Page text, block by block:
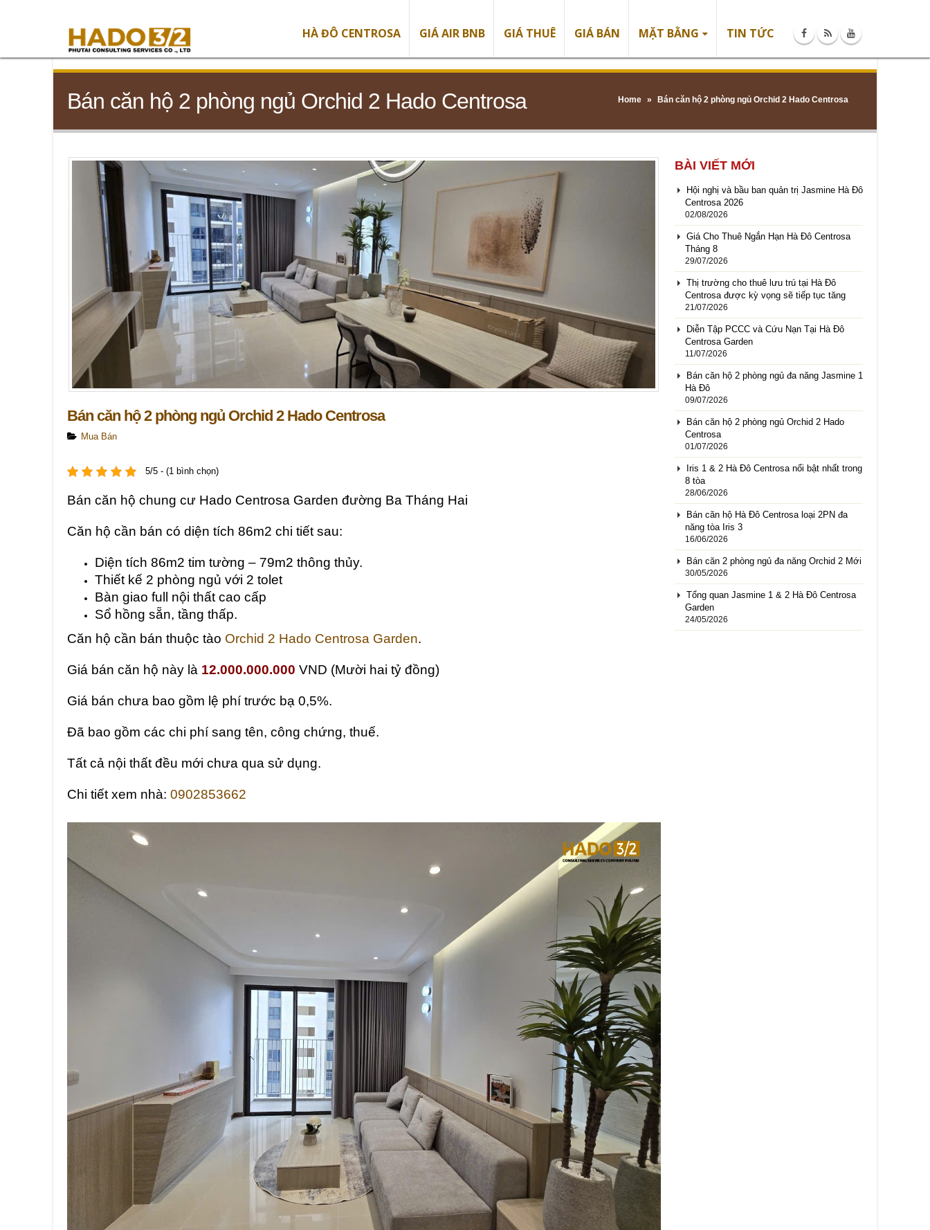
HÀ ĐÔ CENTROSA GIÁ AIR BNB GIÁ THUÊ GIÁ BÁN MẶT BẰNG TIN TỨC
Bán căn hộ 2 phòng ngủ Orchid 2 Hado Centrosa Home » Bán căn hộ 2 phòng ngủ Orchid 2 Hado Centrosa
Bán căn hộ 2 phòng ngủ Orchid 2 Hado Centrosa
Mua Bán
5/5 - (1 bình chọn)
Bán căn hộ chung cư Hado Centrosa Garden đường Ba Tháng Hai
Căn hộ cần bán có diện tích 86m2 chi tiết sau:
Diện tích 86m2 tim tường – 79m2 thông thủy.
Thiết kế 2 phòng ngủ với 2 tolet
Bàn giao full nội thất cao cấp
Sổ hồng sẵn, tầng thấp.
Căn hộ cần bán thuộc tào Orchid 2 Hado Centrosa Garden.
Giá bán căn hộ này là 12.000.000.000 VND (Mười hai tỷ đồng)
Giá bán chưa bao gồm lệ phí trước bạ 0,5%.
Đã bao gồm các chi phí sang tên, công chứng, thuế.
Tất cả nội thất đều mới chưa qua sử dụng.
Chi tiết xem nhà: 0902853662
BÀI VIẾT MỚI
Hội nghị và bầu ban quản trị Jasmine Hà Đô
Centrosa 2026
02/08/2026
Giá Cho Thuê Ngắn Hạn Hà Đô Centrosa
Tháng 8
29/07/2026
Thị trường cho thuê lưu trú tại Hà Đô
Centrosa được kỳ vọng sẽ tiếp tục tăng
21/07/2026
Diễn Tập PCCC và Cứu Nạn Tại Hà Đô
Centrosa Garden
11/07/2026
Bán căn hộ 2 phòng ngủ đa năng Jasmine 1
Hà Đô
09/07/2026
Bán căn hộ 2 phòng ngủ Orchid 2 Hado
Centrosa
01/07/2026
Iris 1 & 2 Hà Đô Centrosa nổi bật nhất trong
8 tòa
28/06/2026
Bán căn hộ Hà Đô Centrosa loại 2PN đa
năng tòa Iris 3
16/06/2026
Bán căn 2 phòng ngủ đa năng Orchid 2 Mới
30/05/2026
Tổng quan Jasmine 1 & 2 Hà Đô Centrosa
Garden
24/05/2026